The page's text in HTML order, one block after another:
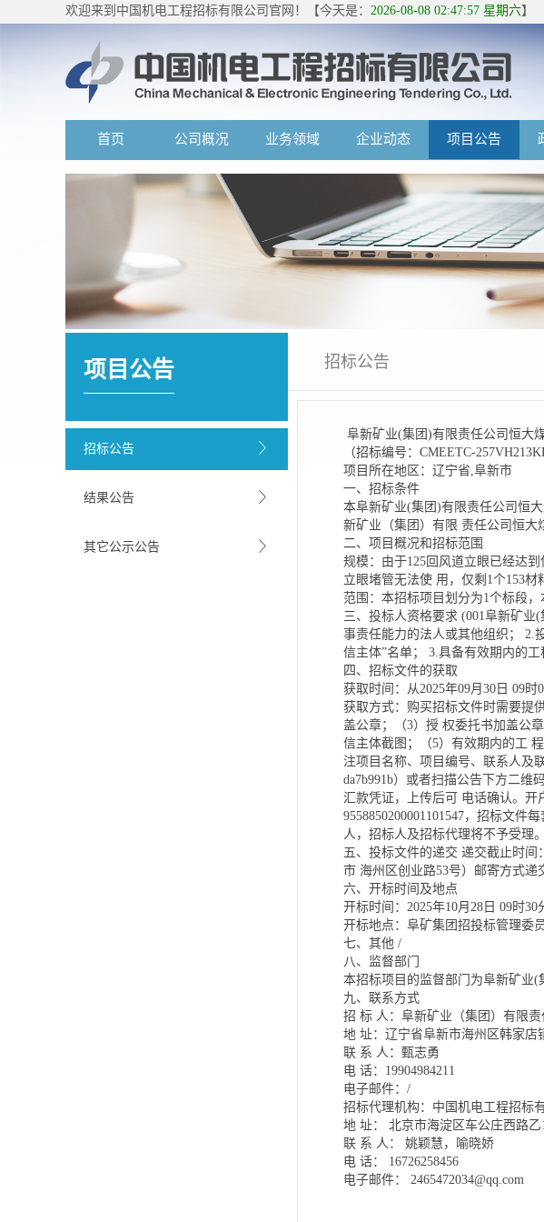
欢迎来到中国机电工程招标有限公司官网！【今天是： 2026-08-08 02:47:57 星期六】
首页 公司概况 业务领域 企业动态 项目公告
项目公告
招标公告
结果公告
其它公示公告
招标公告
阜新矿业(集团)有限责任公司恒大
（招标编号：CMEETC-
项目所在地区：辽宁省,阜新市
一、招标条件
本阜新矿业(集团)有限责任公司恒
新矿业（集团）有限 责任公司恒大
二、项目概况和招标范围
规模：由于125回风道立眼已经达
立眼堵管无法使 用，仅剩1个153
范围：本招标项目划分为1个标段
三、投标人资格要求 (001阜新矿
事责任能力的法人或其他组织； 2.
信主体”名单； 3.具备有效期内的
四、招标文件的获取
获取时间：从2025年09月30日 09时
获取方式：购买招标文件时需要提
盖公章；（3）授 权委托书加盖公
信主体截图；（5）有效期内的工
注项目名称、项目编号、联系人及联
da7b991b）或者扫描公告下方二
汇款凭证，上传后可 电话确认。开
9558850200001101547，招标文件
人，招标人及招标代理将不予受理
五、投标文件的递交 递交截止时间
市 海州区创业路53号）邮寄方式递
六、开标时间及地点
开标时间：2025年10月28日 09时30
开标地点：阜矿集团招投标管理委
七、其他 /
八、监督部门
本招标项目的监督部门为阜新矿业(
九、联系方式
招 标 人：阜新矿业（集团）有限
地 址：辽宁省阜新市海州区韩家店
联 系 人：甄志勇
电 话：19904984211
电子邮件：/
招标代理机构：中国机电工程招标
地 址： 北京市海淀区车公庄西路
联 系 人： 姚颖慧，喻晓娇
电 话： 16726258456
电子邮件： 2465472034@qq.com